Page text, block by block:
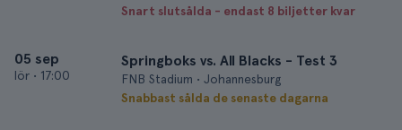
Snart slutsålda - endast 8 biljetter kvar
05 sep
lör • 17:00
Springboks vs. All Blacks - Test 3
FNB Stadium • Johannesburg
Snabbast sålda de senaste dagarna